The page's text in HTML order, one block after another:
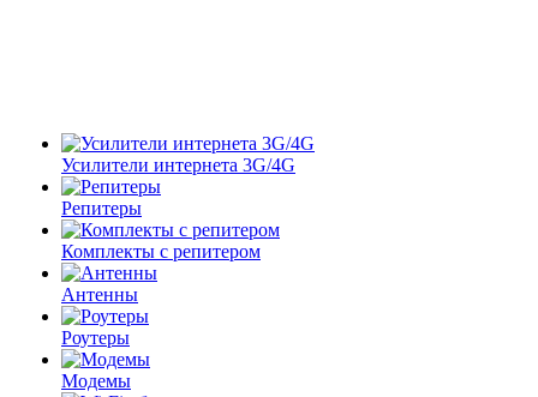
Усилители интернета 3G/4G
Репитеры
Комплекты с репитером
Антенны
Роутеры
Модемы